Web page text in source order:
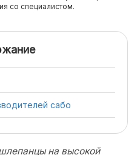
со специалистом.
сабо
на высокой